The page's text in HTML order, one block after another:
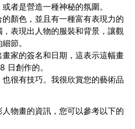
者是營造一種神秘的氛圍。
顏色，並且有一種富有表現力的
表現出人物的服裝和背景，讓觀
節。
家的簽名和日期，這表示這幅畫
日創作的。
很有技巧。我很欣賞您的藝術品
物畫的資訊，您可以參考以下的